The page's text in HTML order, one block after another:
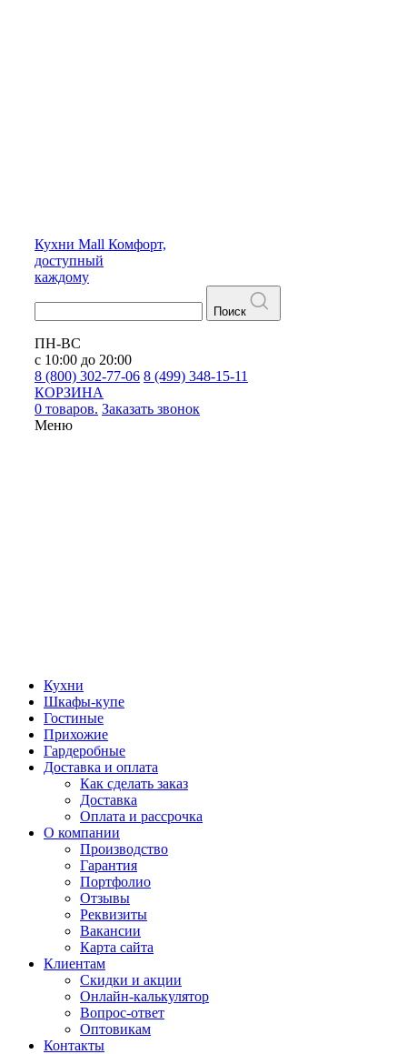
Кухни Mall Комфорт,
доступный
каждому
Поиск
ПН-ВС
с 10:00 до 20:00
8 (800) 302-77-06 8 (499) 348-15-11
КОРЗИНА
0 товаров. Заказать звонок
Меню
Кухни
Шкафы-купе
Гостиные
Прихожие
Гардеробные
Доставка и оплата
Как сделать заказ
Доставка
Оплата и рассрочка
О компании
Производство
Гарантия
Портфолио
Отзывы
Реквизиты
Вакансии
Карта сайта
Клиентам
Скидки и акции
Онлайн-калькулятор
Вопрос-ответ
Оптовикам
Контакты